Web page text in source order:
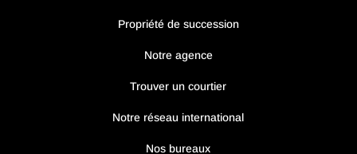
Propriété de succession
Notre agence
Trouver un courtier
Notre réseau international
Nos bureaux